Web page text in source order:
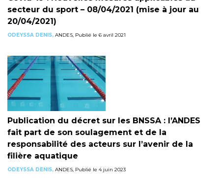
secteur du sport – 08/04/2021 (mise à jour au
20/04/2021)
ODEYSSA DENIS, ANDES, Publié le 6 avril 2021
Publication du décret sur les BNSSA : l’ANDES
fait part de son soulagement et de la
responsabilité des acteurs sur l’avenir de la
filière aquatique
ODEYSSA DENIS, ANDES, Publié le 4 juin 2023